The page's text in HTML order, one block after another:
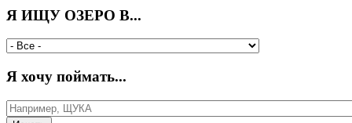
Я ИЩУ ОЗЕРО В...
Я хочу поймать...